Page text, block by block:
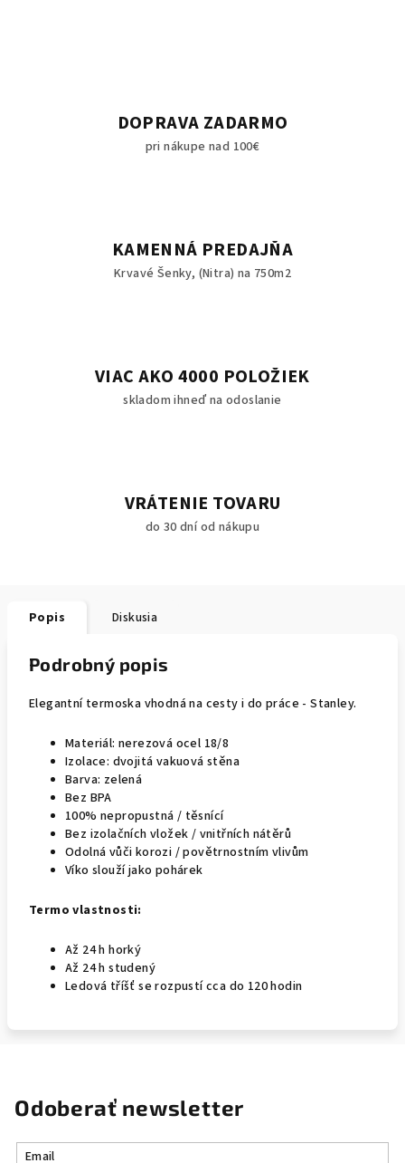
DOPRAVA ZADARMO
pri nákupe nad 100€
KAMENNÁ PREDAJŇA
Krvavé Šenky, (Nitra) na 750m2
VIAC AKO 4000 POLOŽIEK
skladom ihneď na odoslanie
VRÁTENIE TOVARU
do 30 dní od nákupu
Popis Diskusia
Podrobný popis
Elegantní termoska vhodná na cesty i do práce - Stanley.
Materiál: nerezová ocel 18/8
Izolace: dvojitá vakuová stěna
Barva: zelená
Bez BPA
100% nepropustná / těsnící
Bez izolačních vložek / vnitřních nátěrů
Odolná vůči korozi / povětrnostním vlivům
Víko slouží jako pohárek
Termo vlastnosti:
Až 24 h horký
Až 24 h studený
Ledová tříšť se rozpustí cca do 120 hodin
Odoberať newsletter
Email